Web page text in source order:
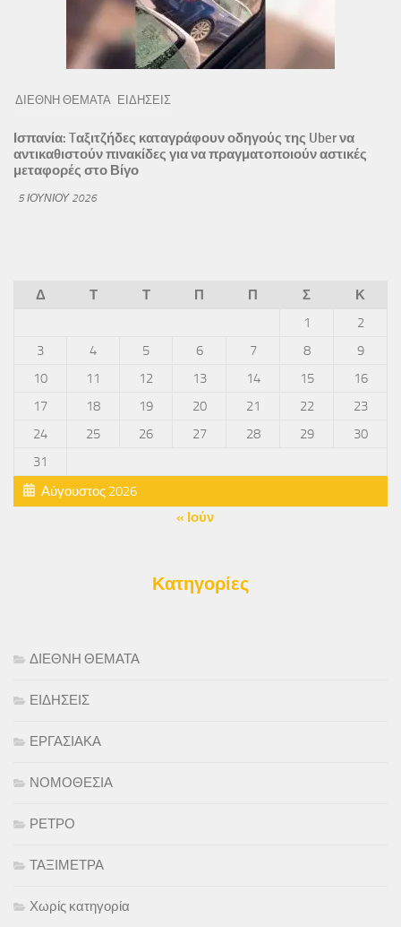
ΔΙΕΘΝΗ ΘΕΜΑΤΑ ΕΙΔΗΣΕΙΣ
Ισπανία: Tαξιτζήδες καταγράφουν οδηγούς της Uber να
αντικαθιστούν πινακίδες για να πραγματοποιούν αστικές
μεταφορές στο Βίγο
5 ΙΟΥΝΊΟΥ 2026
Αύγουστος 2026
Δ Τ Τ Π Π Σ
Κ
1
2
3
4 5 6 7 8
9
10
11 12 13 14 15
16
17
18 19 20 21 22
23
24
25 26 27 28 29
30
31
« Ιούν
Κατηγορίες
ΔΙΕΘΝΗ ΘΕΜΑΤΑ
ΕΙΔΗΣΕΙΣ
ΕΡΓΑΣΙΑΚΑ
ΝΟΜΟΘΕΣΙΑ
ΡΕΤΡΟ
ΤΑΞΙΜΕΤΡΑ
Χωρίς κατηγορία